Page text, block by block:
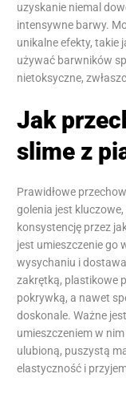
uzyskanie niemal
intensywne barwy.
unikalne efekty, takie
używać barwników
nietoksyczne,
Jak
slime z
Prawidłowe
golenia jest
konsystencję przez
jest umieszczenie go
wysychaniu i
zakrętką, plastikowe
pokrywką, a nawet
doskonale. Ważne
umieszczeniem w
ulubioną, puszystą
elastyczność i